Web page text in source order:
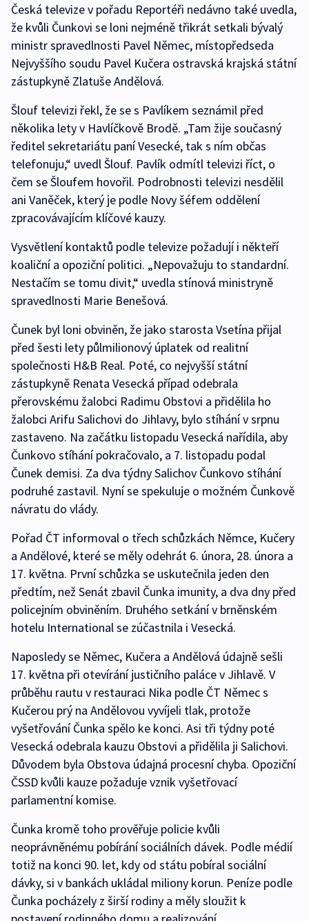
Česká televize v pořadu Reportéři nedávno také uvedla,
že kvůli Čunkovi se loni nejméně třikrát setkali bývalý
ministr spravedlnosti Pavel Němec, místopředseda
Nejvyššího soudu Pavel Kučera ostravská krajská státní
zástupkyně Zlatuše Andělová.
Šlouf televizi řekl, že se s Pavlíkem seznámil před
několika lety v Havlíčkově Brodě. „Tam žije současný
ředitel sekretariátu paní Vesecké, tak s ním občas
telefonuju,“ uvedl Šlouf. Pavlík odmítl televizi říct, o
čem se Šloufem hovořil. Podrobnosti televizi nesdělil
ani Vaněček, který je podle Novy šéfem oddělení
zpracovávajícím klíčové kauzy.
Vysvětlení kontaktů podle televize požadují i někteří
koaliční a opoziční politici. „Nepovažuju to standardní.
Nestačím se tomu divit,“ uvedla stínová ministryně
spravedlnosti Marie Benešová.
Čunek byl loni obviněn, že jako starosta Vsetína přijal
před šesti lety půlmilionový úplatek od realitní
společnosti H&B Real. Poté, co nejvyšší státní
zástupkyně Renata Vesecká případ odebrala
přerovskému žalobci Radimu Obstovi a přidělila ho
žalobci Arifu Salichovi do Jihlavy, bylo stíhání v srpnu
zastaveno. Na začátku listopadu Vesecká nařídila, aby
Čunkovo stíhání pokračovalo, a 7. listopadu podal
Čunek demisi. Za dva týdny Salichov Čunkovo stíhání
podruhé zastavil. Nyní se spekuluje o možném Čunkově
návratu do vlády.
Pořad ČT informoval o třech schůzkách Němce, Kučery
a Andělové, které se měly odehrát 6. února, 28. února a
17. května. První schůzka se uskutečnila jeden den
předtím, než Senát zbavil Čunka imunity, a dva dny před
policejním obviněním. Druhého setkání v brněnském
hotelu International se zúčastnila i Vesecká.
Naposledy se Němec, Kučera a Andělová údajně sešli
17. května při otevírání justičního paláce v Jihlavě. V
průběhu rautu v restauraci Nika podle ČT Němec s
Kučerou prý na Andělovou vyvíjeli tlak, protože
vyšetřování Čunka spělo ke konci. Asi tři týdny poté
Vesecká odebrala kauzu Obstovi a přidělila ji Salichovi.
Důvodem byla Obstova údajná procesní chyba. Opoziční
ČSSD kvůli kauze požaduje vznik vyšetřovací
parlamentní komise.
Čunka kromě toho prověřuje policie kvůli
neoprávněnému pobírání sociálních dávek. Podle médií
totiž na konci 90. let, kdy od státu pobíral sociální
dávky, si v bankách ukládal miliony korun. Peníze podle
Čunka pocházely z širší rodiny a měly sloužit k